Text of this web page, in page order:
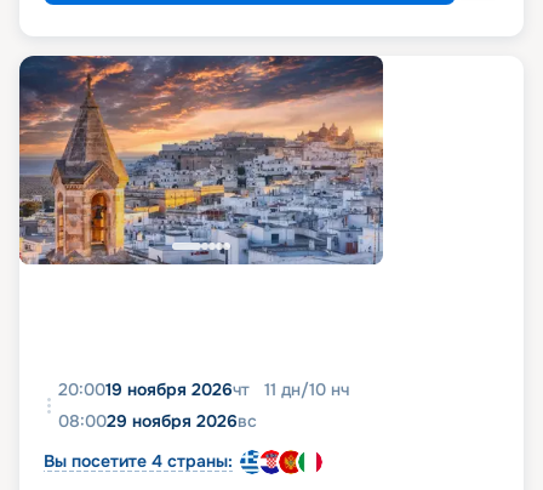
20:0019 ноября 2026чт 11 дн/10 нч
08:0029 ноября 2026вс
Вы посетите 4 страны: